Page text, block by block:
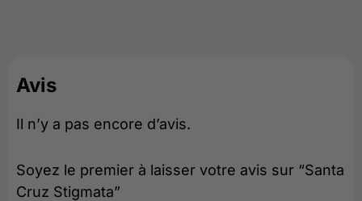
Avis
Il n’y a pas encore d’avis.
Soyez le premier à laisser votre avis sur “Santa
Cruz Stigmata”